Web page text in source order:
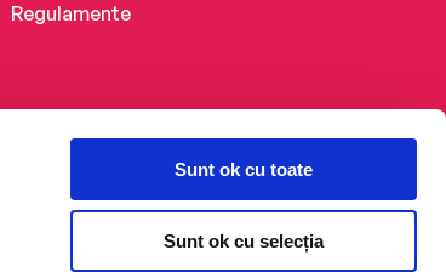
Sunt ok cu toate
Sunt ok cu selecția
Regulamente